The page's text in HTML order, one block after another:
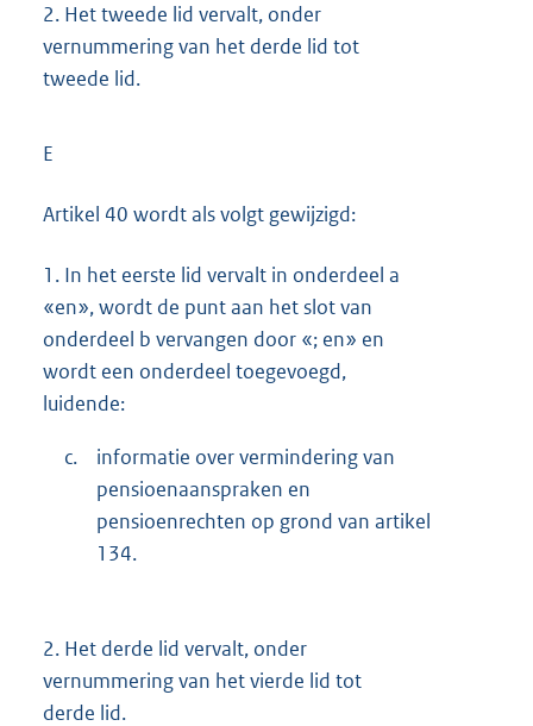
2. Het tweede lid vervalt, onder
vernummering van het derde lid tot
tweede lid.
E
Artikel 40 wordt als volgt gewijzigd:
1. In het eerste lid vervalt in onderdeel a
«en», wordt de punt aan het slot van
onderdeel b vervangen door «; en» en
wordt een onderdeel toegevoegd,
luidende:
c.
informatie over vermindering van
pensioenaanspraken en
pensioenrechten op grond van artikel
134.
2. Het derde lid vervalt, onder
vernummering van het vierde lid tot
derde lid.